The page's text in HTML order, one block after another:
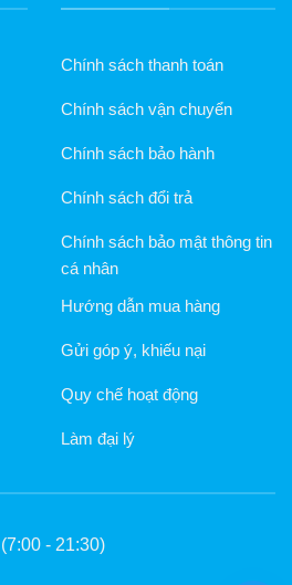
Chính sách thanh toán
Chính sách vận chuyển
Chính sách bảo hành
Chính sách đổi trả
Chính sách bảo mật thông tin
cá nhân
Hướng dẫn mua hàng
Gửi góp ý, khiếu nại
Quy chế hoạt động
Làm đại lý
(7:00 - 21:30)